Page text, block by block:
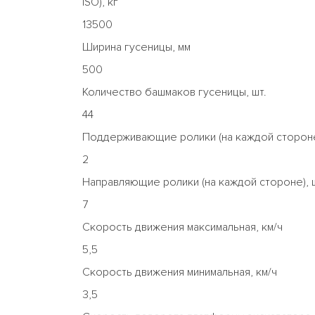
13500
Ширина гусеницы, мм
500
Количество башмаков гусеницы, шт.
44
Поддерживающие ролики (на каждой
2
Направляющие ролики (на каждой стороне),
7
Скорость движения максимальная, км/ч
5,5
Скорость движения минимальная, км/ч
3,5